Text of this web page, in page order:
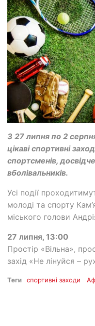
З 27 липня по 2
цікаві спортивні
спортсменів,
вболівальників.
Усі події
молоді та спорту
міського голови
27 липня, 13:00
Простір «Вільна»,
захід «Не лінуйся –
Теги спортивні заходи